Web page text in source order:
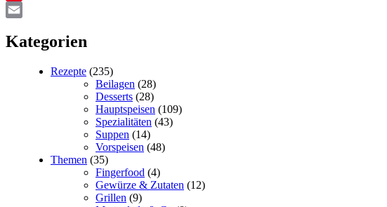
Pinterest
Kategorien
Rezepte (235)
Beilagen (28)
Desserts (28)
Hauptspeisen (109)
Spezialitäten (43)
Suppen (14)
Vorspeisen (48)
Themen (35)
Fingerfood (4)
Gewürze & Zutaten (12)
Grillen (9)